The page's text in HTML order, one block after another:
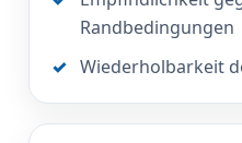
Randbedingungen
Wiederholbarkeit